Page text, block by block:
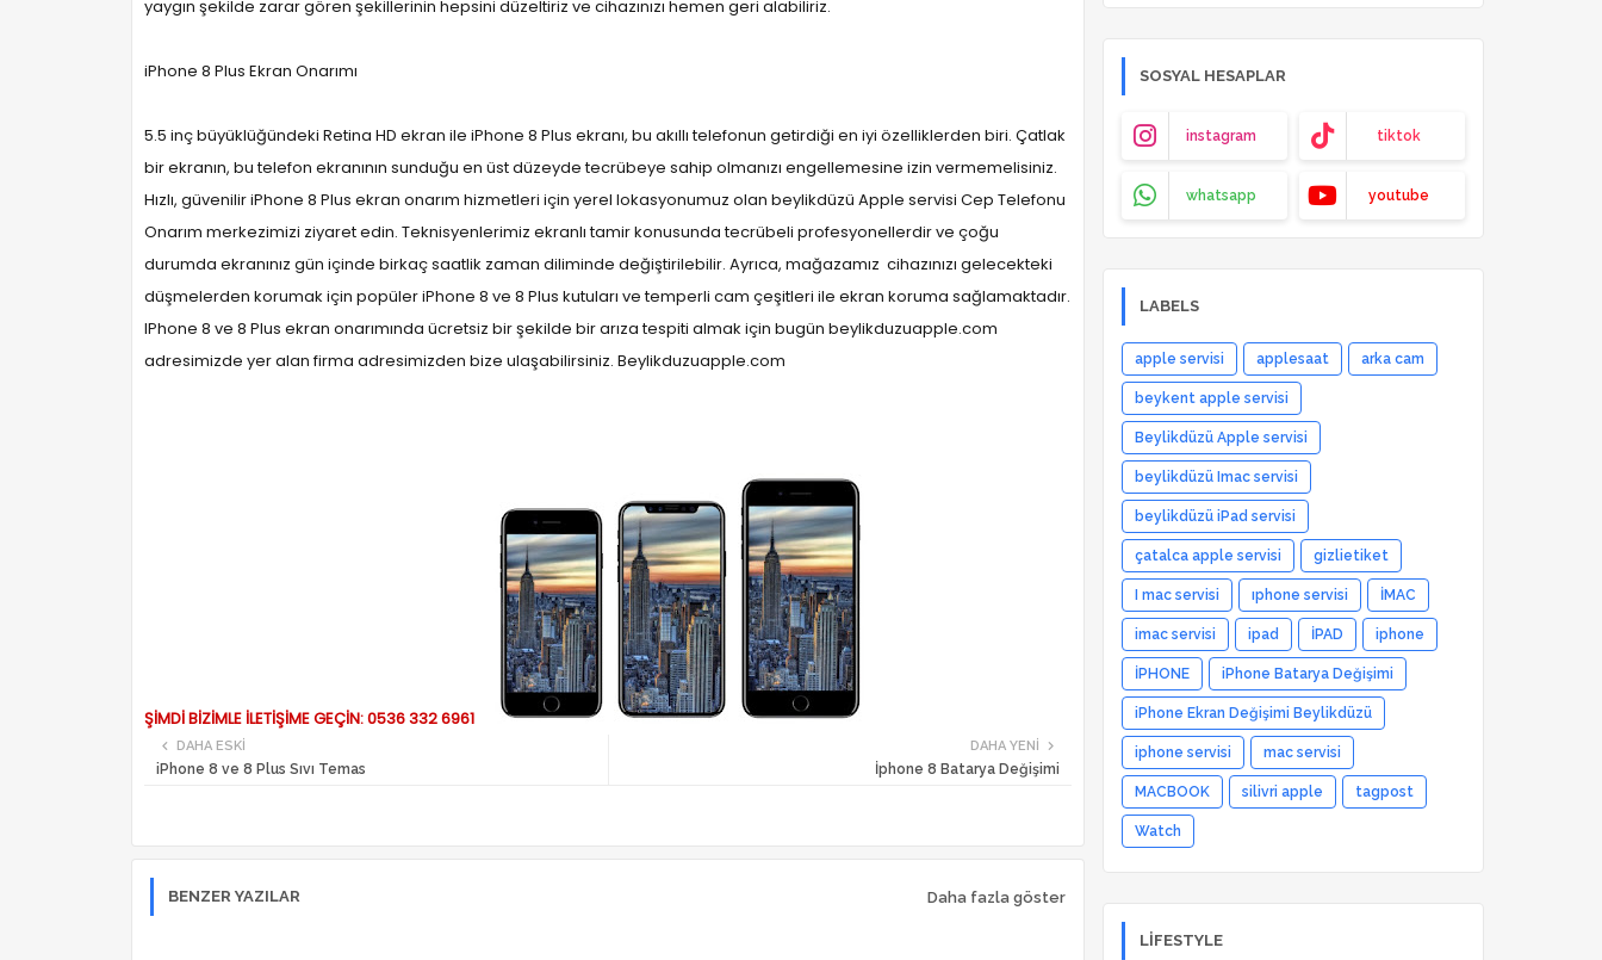
yaygın şekilde zarar gören şekillerinin hepsini düzeltiriz ve cihazınızı hemen geri alabiliriz.
iPhone 8 Plus Ekran Onarımı
5.5 inç büyüklüğündeki Retina HD ekran ile iPhone 8 Plus ekranı, bu akıllı telefonun getirdiği en iyi özelliklerden biri. Çatlak
bir ekranın, bu telefon ekranının sunduğu en üst düzeyde tecrübeye sahip olmanızı engellemesine izin vermemelisiniz.
Hızlı, güvenilir iPhone 8 Plus ekran onarım hizmetleri için yerel lokasyonumuz olan beylikdüzü Apple servisi Cep Telefonu
Onarım merkezimizi ziyaret edin. Teknisyenlerimiz ekranlı tamir konusunda tecrübeli profesyonellerdir ve çoğu
durumda ekranınız gün içinde birkaç saatlik zaman diliminde değiştirilebilir. Ayrıca, mağazamız cihazınızı gelecekteki
düşmelerden korumak için popüler iPhone 8 ve 8 Plus kutuları ve temperli cam çeşitleri ile ekran koruma sağlamaktadır.
IPhone 8 ve 8 Plus ekran onarımında ücretsiz bir şekilde bir arıza tespiti almak için bugün beylikduzuapple.com
adresimizde yer alan firma adresimizden bize ulaşabilirsiniz. Beylikduzuapple.com
ŞİMDİ BİZİMLE İLETİŞİME GEÇİN: 0536 332 6961
DAHA YENI
İphone 8 Batarya Değişimi
DAHA ESKI
iPhone 8 ve 8 Plus Sıvı Temas
BENZER YAZILAR Daha fazla göster
SOSYAL HESAPLAR
instagram tiktok
whatsapp youtube
LABELS
apple servisi applesaat arka cam
beykent apple servisi
Beylikdüzü Apple servisi
beylikdüzü Imac servisi
beylikdüzü iPad servisi
çatalca apple servisi gizlietiket
I mac servisi ıphone servisi İMAC
imac servisi ipad İPAD iphone
İPHONE iPhone Batarya Değişimi
iPhone Ekran Değişimi Beylikdüzü
iphone servisi mac servisi
MACBOOK silivri apple tagpost
Watch
LIFESTYLE